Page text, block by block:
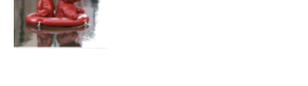
Prénom
Adresse email*